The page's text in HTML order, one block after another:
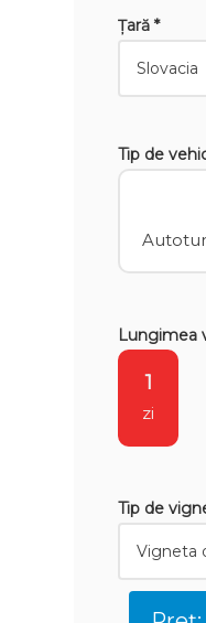
Țară *
Tip de
Lungimea
1
zi
Tip de